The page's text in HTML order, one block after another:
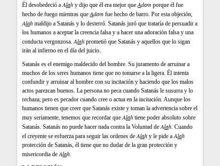
Él desobedeció a Alah y dijo que él era mejor queAdam porque él fue
hecho de fuego mientras queAdam fue hecho de barro. Por esta objeción,
Alah maldijo a Satanás y lo desterró. Satanás juró que trataría de persuadir a
los humanos a aceptar la creencia falsa y a hacer una adoración falsa y una
conducta vergonzosa. Alah prometió que Satanás y aquellos que lo sigan
irán al infierno en el día del juicio.
Satanás es el enemigo maldecido del hombre. Su juramento de arruinar a
muchos de los seres humanos tiene que no tomarse a la ligera. Él intenta
confundir y arruinar al hombre con su incitación y haciendo que los malos
actos parezcan buenos. La persona no peca cuando Satanás le susurra y lo
rechaza; pero es pecador cuando cree o actua en la incitación. Aunque los
humanos tienen que creer que Satanás existe y toman la advertencia sobre el
muy seriamente, tenemos que recordar que Alah tiene poder absoluto sobre
Satanás. Satanás no puede hacer nada contra la Voluntad deAlah. Cuando
el creyente se esfuerza para seguir las ordenes de Alah y le pide a Alah
protección de Satanás, él tiene que no dudar de la gran protección y
misericordia deAlah.